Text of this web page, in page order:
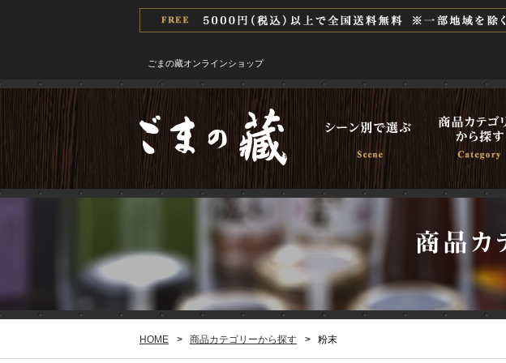
ごまの藏オンラインショップ
HOME > 商品カテゴリーから探す > 粉末